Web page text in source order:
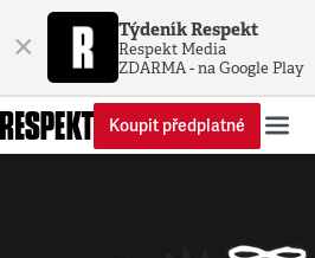
× Týdeník Respekt
Respekt Media
ZDARMA - na Google Play
Koupit předplatné